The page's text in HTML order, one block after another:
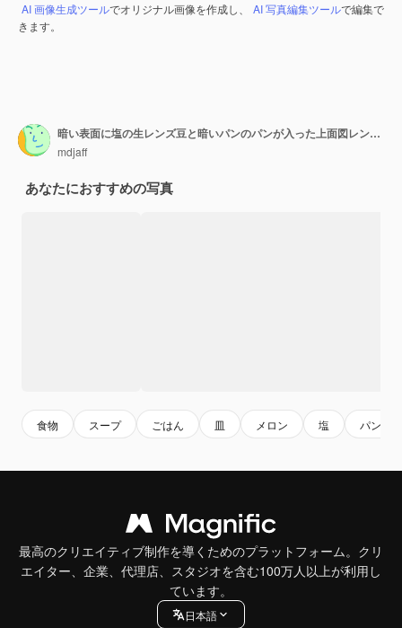
AI 画像生成ツールでオリジナル画像を作成し、 AI 写真編集ツールで編集で
きます。
暗い表面に塩の生レンズ豆と暗いパンのパンが入った上面図レンズ豆のスープ
mdjaff
あなたにおすすめの写真
食物 スープ ごはん 皿 メロン 塩 パン
最高のクリエイティブ制作を導くためのプラットフォーム。クリ
エイター、企業、代理店、スタジオを含む100万人以上が利用し
ています。
日本語